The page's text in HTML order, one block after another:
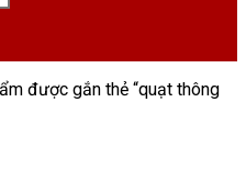
được gắn thẻ “quạt thông